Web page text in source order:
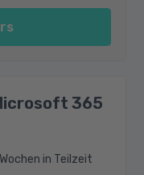
365
in Teilzeit